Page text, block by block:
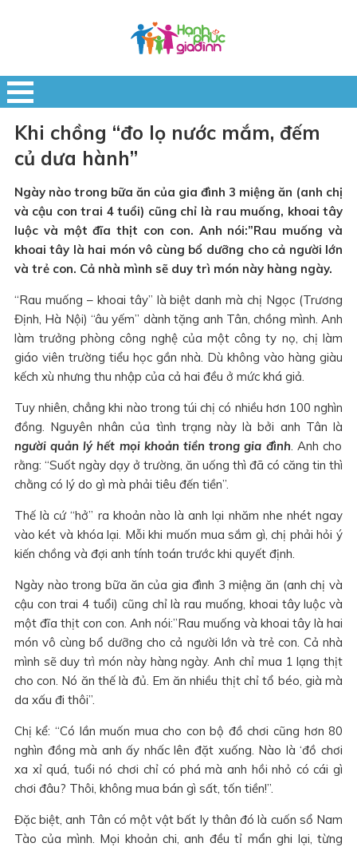
Khi chồng “đo lọ nước mắm, đếm
củ dưa hành”
Ngày nào trong bữa ăn của gia đình 3 miệng ăn (anh chị
và cậu con trai 4 tuổi) cũng chỉ là rau muống, khoai tây
luộc và một đĩa thịt con con. Anh nói:”Rau muống và
khoai tây là hai món vô cùng bổ dưỡng cho cả người lớn
và trẻ con. Cả nhà mình sẽ duy trì món này hàng ngày.
“Rau muống – khoai tây” là biệt danh mà chị Ngọc (Trương
Định, Hà Nội) “âu yếm” dành tặng anh Tân, chồng mình. Anh
làm trưởng phòng công nghệ của một công ty nọ, chị làm
giáo viên trường tiểu học gần nhà. Dù không vào hàng giàu
kếch xù nhưng thu nhập của cả hai đều ở mức khá giả.
Tuy nhiên, chẳng khi nào trong túi chị có nhiều hơn 100 nghìn
đồng. Nguyên nhân của tình trạng này là bởi anh Tân là
người quản lý hết mọi khoản tiền trong gia đình. Anh cho
rằng: “Suốt ngày dạy ở trường, ăn uống thì đã có căng tin thì
chằng có lý do gì mà phải tiêu đến tiền”.
Thế là cứ “hở” ra khoản nào là anh lại nhăm nhe nhét ngay
vào két và khóa lại. Mỗi khi muốn mua sắm gì, chị phải hỏi ý
kiến chồng và đợi anh tính toán trước khi quyết định.
Ngày nào trong bữa ăn của gia đình 3 miệng ăn (anh chị và
cậu con trai 4 tuổi) cũng chỉ là rau muống, khoai tây luộc và
một đĩa thịt con con. Anh nói:”Rau muống và khoai tây là hai
món vô cùng bổ dưỡng cho cả người lớn và trẻ con. Cả nhà
mình sẽ duy trì món này hàng ngày. Anh chỉ mua 1 lạng thịt
cho con. Nó ăn thế là đủ. Em ăn nhiều thịt chỉ tổ béo, già mà
da xấu đi thôi”.
Chị kể: “Có lần muốn mua cho con bộ đồ chơi cũng hơn 80
nghìn đồng mà anh ấy nhấc lên đặt xuống. Nào là ‘đồ chơi
xa xỉ quá, tuổi nó chơi chỉ có phá mà anh hồi nhỏ có cái gì
chơi đâu? Thôi, không mua bán gì sất, tốn tiền!”.
Đặc biệt, anh Tân có một vật bất ly thân đó là cuốn sổ Nam
Tào của mình. Mọi khoản chi, anh đều tỉ mẩn ghi lại, từng